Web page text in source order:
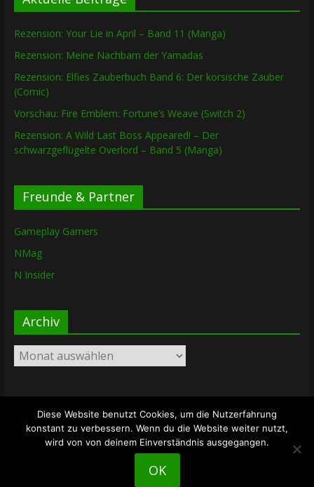
Rezension: Your Lie in April – Band 11 (Manga)
Rezension: Meine Nachbarn der Yamadas
Rezension: Elfies Zauberbuch Band 6: Der korsische Zauber
(Comic)
Vorschau: Fire Emblem: Fortune’s Weave (Switch 2)
Rezension: A Wild Last Boss Appeared! – Der
schwarzgeflügelte Overlord – Band 5 (Manga)
Freunde & Partner
Gameplay Gamers
NMag
N Insider
Archiv
Archiv
Copyright © 2026The Lost Dungeon. Alle Rechte vorbehalten.
Theme: ColorMag vonThemeGrill. Bereitgestellt von
WordPress
Diese Website benutzt Cookies, um die Nutzerfahrung
konstant zu verbessern. Wenn du die Website weiter nutzt,
wird von von deinem Einverständnis ausgegangen.
OK